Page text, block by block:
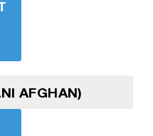
AFGHAN)